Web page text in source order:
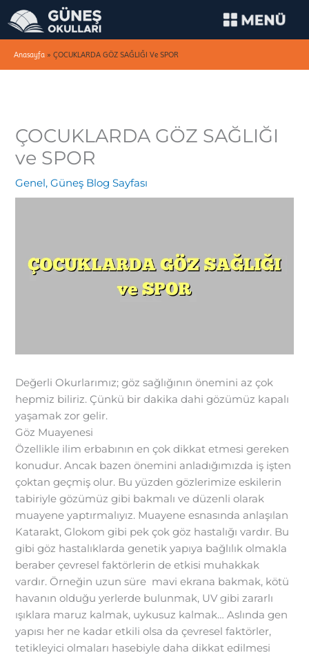
İçeriğe
atla
Anasayfa » ÇOCUKLARDA GÖZ SAĞLIĞI Ve SPOR
ÇOCUKLARDA GÖZ SAĞLIĞI
ve SPOR
Genel,Güneş Blog Sayfası
Değerli Okurlarımız; göz sağlığının önemini az çok
hepmiz biliriz. Çünkü bir dakika dahi gözümüz kapalı
yaşamak zor gelir.
Göz Muayenesi
Özellikle ilim erbabının en çok dikkat etmesi gereken
konudur. Ancak bazen önemini anladığımızda iş işten
çoktan geçmiş olur. Bu yüzden gözlerimize eskilerin
tabiriyle gözümüz gibi bakmalı ve düzenli olarak
muayene yaptırmalıyız. Muayene esnasında anlaşılan
Katarakt, Glokom gibi pek çok göz hastalığı vardır. Bu
gibi göz hastalıklarda genetik yapıya bağlılık olmakla
beraber çevresel faktörlerin de etkisi muhakkak
vardır. Örneğin uzun süre mavi ekrana bakmak, kötü
havanın olduğu yerlerde bulunmak, UV gibi zararlı
ışıklara maruz kalmak, uykusuz kalmak… Aslında gen
yapısı her ne kadar etkili olsa da çevresel faktörler,
tetikleyici olmaları hasebiyle daha dikkat edilmesi